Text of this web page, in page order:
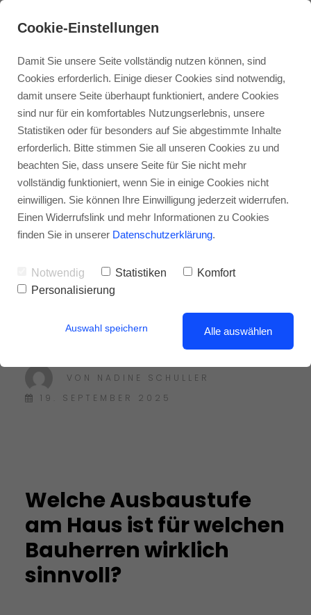
Holzhaus
Anbau
Aufstockung
Terrassenüberdachung
Abbundzentrum
Ausbaustufen
VON
NADINE SCHULLER
19. SEPTEMBER 2025
Welche Ausbaustufe
am Haus ist für welchen
Bauherren wirklich
sinnvoll?
Cookie-Einstellungen
Damit Sie unsere Seite vollständig nutzen können, sind
Cookies erforderlich. Einige dieser Cookies sind notwendig,
damit unsere Seite überhaupt funktioniert, andere Cookies
sind nur für ein komfortables Nutzungserlebnis, unsere
Statistiken oder für besonders auf Sie abgestimmte Inhalte
erforderlich. Bitte stimmen Sie all unseren Cookies zu und
beachten Sie, dass unsere Seite für Sie nicht mehr
vollständig funktioniert, wenn Sie in einige Cookies nicht
einwilligen. Sie können Ihre Einwilligung jederzeit widerrufen.
Einen Widerrufslink und mehr Informationen zu Cookies
finden Sie in unserer Datenschutzerklärung.
Notwendig Statistiken
Komfort
Personalisierung
Auswahl speichern Alle auswählen